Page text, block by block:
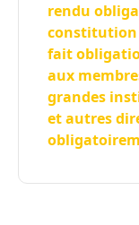
rendu
constitution
fait
aux
grandes
et autres